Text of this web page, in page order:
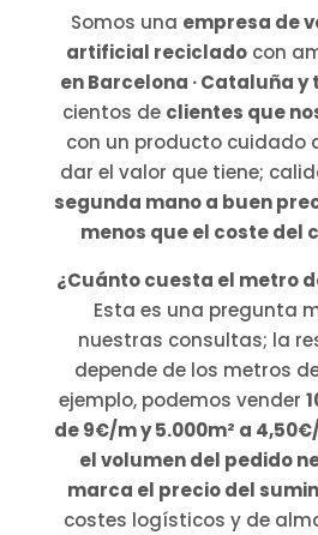
Somos una empresa de
artificial reciclado con
en Barcelona · Cataluña y
cientos de clientes que
con un producto cuidado
dar el valor que tiene;
segunda mano a buen
menos que el coste del
¿Cuánto cuesta el metro
Esta es una pregunta
nuestras consultas; la
depende de los metros
ejemplo, podemos vender
de 9€/m y 5.000m² a
el volumen del pedido
marca el precio del
costes logísticos y de